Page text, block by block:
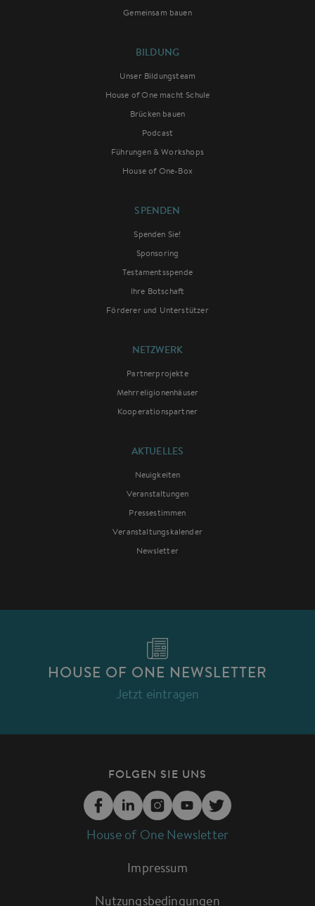
Gemeinsam bauen
BILDUNG
Unser Bildungsteam
House of One macht Schule
Brücken bauen
Podcast
Führungen & Workshops
House of One-Box
SPENDEN
Spenden Sie!
Sponsoring
Testamentsspende
Ihre Botschaft
Förderer und Unterstützer
NETZWERK
Partnerprojekte
Mehrreligionenhäuser
Kooperationspartner
AKTUELLES
Neuigkeiten
Veranstaltungen
Pressestimmen
Veranstaltungskalender
Newsletter
HOUSE OF ONE NEWSLETTER
Jetzt eintragen
FOLGEN SIE UNS
House of One Newsletter
Impressum
Nutzungsbedingungen